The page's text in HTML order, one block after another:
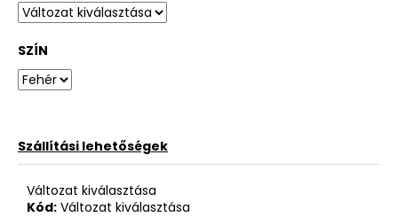
SZÍN
Szállítási lehetőségek
Változat kiválasztása
Kód: Változat kiválasztása